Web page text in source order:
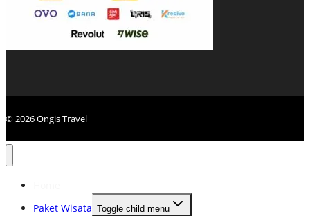
© 2026 Ongis Travel
Paket Wisata Toggle child menu